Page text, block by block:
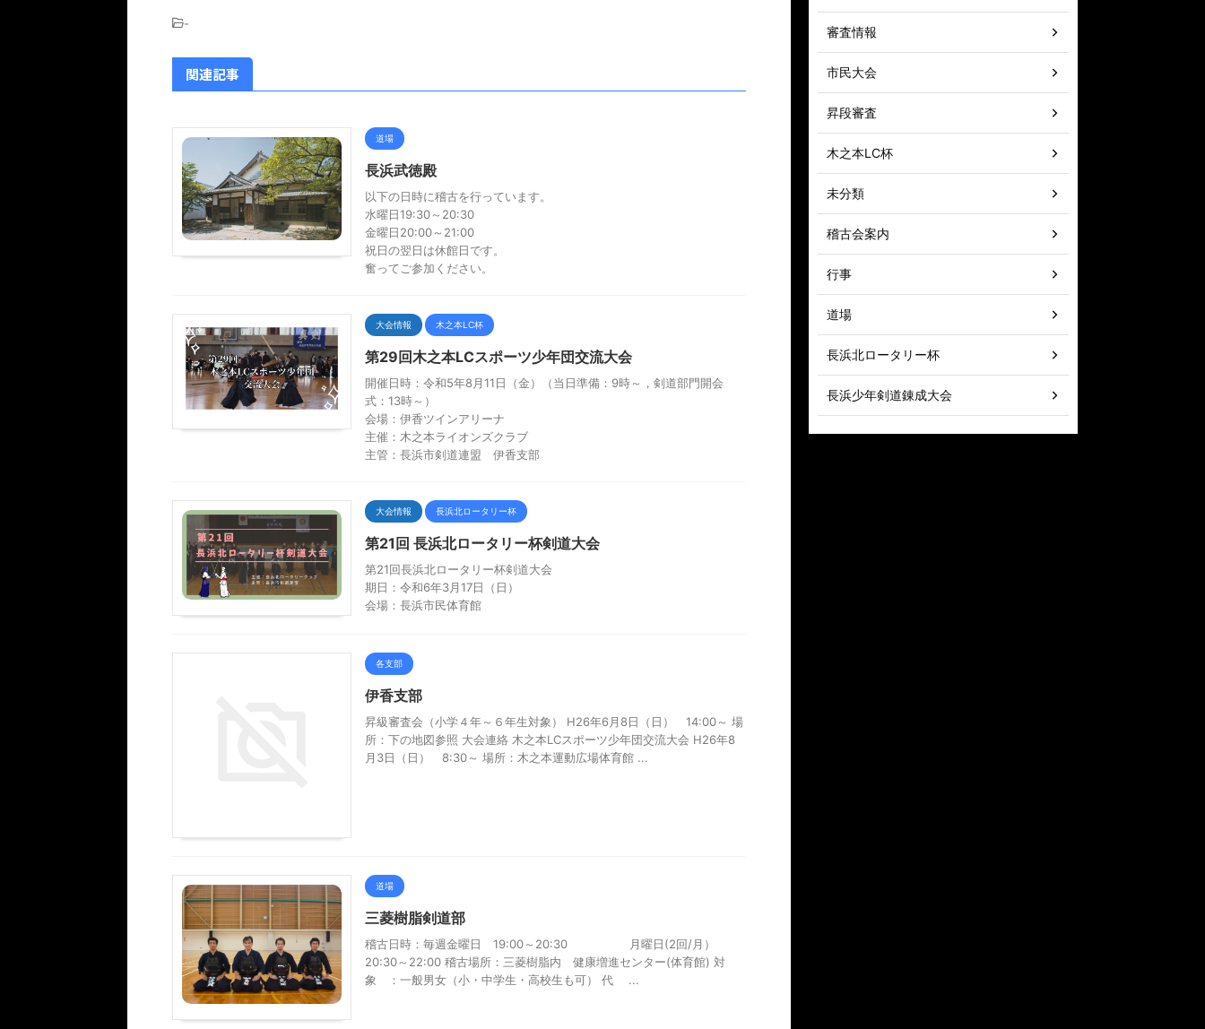
-
関連記事
道場
長浜武徳殿
以下の日時に稽古を行っています。
水曜日19:30～20:30
金曜日20:00～21:00
祝日の翌日は休館日です。
奮ってご参加ください。
大会情報 木之本LC杯
第29回木之本LCスポーツ少年団交流大会
開催日時：令和5年8月11日（金）（当日準備：9時～，剣道部門開会
式：13時～）
会場：伊香ツインアリーナ
主催：木之本ライオンズクラブ
主管：長浜市剣道連盟 伊香支部
大会情報 長浜北ロータリー杯
第21回 長浜北ロータリー杯剣道大会
第21回長浜北ロータリー杯剣道大会
期日：令和6年3月17日（日）
会場：長浜市民体育館
各支部
伊香支部
昇級審査会（小学４年～６年生対象） H26年6月8日（日） 14:00～ 場
所：下の地図参照 大会連絡 木之本LCスポーツ少年団交流大会 H26年8
月3日（日） 8:30～ 場所：木之本運動広場体育館 ...
道場
三菱樹脂剣道部
稽古日時：毎週金曜日 19:00～20:30 月曜日(2回/月）
20:30～22:00 稽古場所：三菱樹脂内 健康増進センター(体育館) 対
象 ：一般男女（小・中学生・高校生も可） 代 ...
審査情報
市民大会
昇段審査
木之本LC杯
未分類
稽古会案内
行事
道場
長浜北ロータリー杯
長浜少年剣道錬成大会